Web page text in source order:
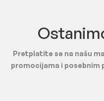
Pretplatite se na našu
promocijama i posebnim